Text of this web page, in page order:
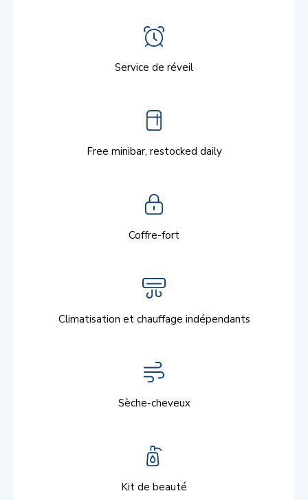
Service de réveil
Free minibar, restocked daily
Coffre-fort
Climatisation et chauffage indépendants
Sèche-cheveux
Kit de beauté